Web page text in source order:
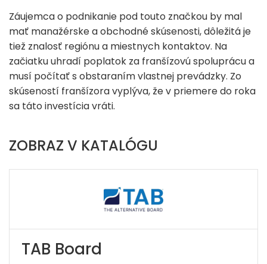
Záujemca o podnikanie pod touto značkou by mal
mať manažérske a obchodné skúsenosti, dôležitá je
tiež znalosť regiónu a miestnych kontaktov. Na
začiatku uhradí poplatok za franšízovú spoluprácu a
musí počítať s obstaraním vlastnej prevádzky. Zo
skúseností franšízora vyplýva, že v priemere do roka
sa táto investícia vráti.
ZOBRAZ V KATALÓGU
TAB Board